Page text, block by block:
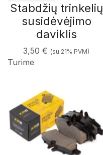
Stabdžių trinkelių
susidėvėjimo
daviklis
3,50 € (su 21% PVM)
Turime